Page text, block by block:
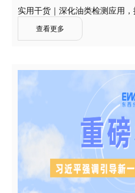
实用干货｜深化油类检测应用
查看更多